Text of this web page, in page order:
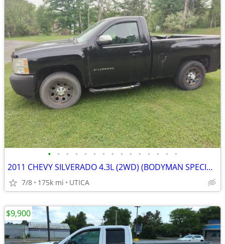
• • • • • • • • • • • • • • •
2011 CHEVY SILVERADO 4.3L (2WD) (BODYMAN SPECIAL)
7/8 175k mi UTICA
$9,900